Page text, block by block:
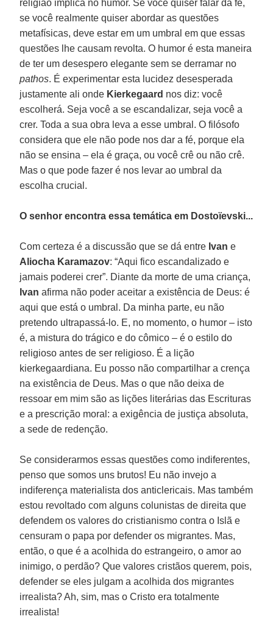
religião implica no humor. Se você quiser falar da fé,
se você realmente quiser abordar as questões
metafísicas, deve estar em um umbral em que essas
questões lhe causam revolta. O humor é esta maneira
de ter um desespero elegante sem se derramar no
pathos. É experimentar esta lucidez desesperada
justamente ali onde Kierkegaard nos diz: você
escolherá. Seja você a se escandalizar, seja você a
crer. Toda a sua obra leva a esse umbral. O filósofo
considera que ele não pode nos dar a fé, porque ela
não se ensina – ela é graça, ou você crê ou não crê.
Mas o que pode fazer é nos levar ao umbral da
escolha crucial.
O senhor encontra essa temática em Dostoïevski...
Com certeza é a discussão que se dá entre Ivan e
Aliocha Karamazov: “Aqui fico escandalizado e
jamais poderei crer”. Diante da morte de uma criança,
Ivan afirma não poder aceitar a existência de Deus: é
aqui que está o umbral. Da minha parte, eu não
pretendo ultrapassá-lo. E, no momento, o humor – isto
é, a mistura do trágico e do cômico – é o estilo do
religioso antes de ser religioso. É a lição
kierkegaardiana. Eu posso não compartilhar a crença
na existência de Deus. Mas o que não deixa de
ressoar em mim são as lições literárias das Escrituras
e a prescrição moral: a exigência de justiça absoluta,
a sede de redenção.
Se considerarmos essas questões como indiferentes,
penso que somos uns brutos! Eu não invejo a
indiferença materialista dos anticlericais. Mas também
estou revoltado com alguns colunistas de direita que
defendem os valores do cristianismo contra o Islã e
censuram o papa por defender os migrantes. Mas,
então, o que é a acolhida do estrangeiro, o amor ao
inimigo, o perdão? Que valores cristãos querem, pois,
defender se eles julgam a acolhida dos migrantes
irrealista? Ah, sim, mas o Cristo era totalmente
irrealista!